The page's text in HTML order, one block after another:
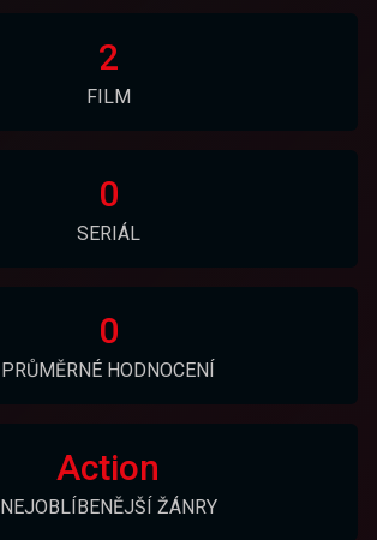
2
FILM
0
SERIÁL
0
PRŮMĚRNÉ HODNOCENÍ
Action
NEJOBLÍBENĚJŠÍ ŽÁNRY